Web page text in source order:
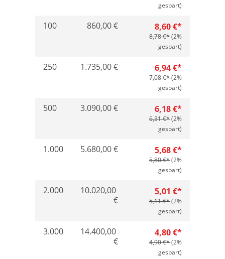
gespart)
100 860,00 € 8,60 €*
8,78 €*(2%
gespart)
250 1.735,00 € 6,94 €*
7,08 €*(2%
gespart)
500 3.090,00 € 6,18 €*
6,31 €*(2%
gespart)
1.000 5.680,00 € 5,68 €*
5,80 €*(2%
gespart)
2.000
10.020,00
€
5,01 €*
5,11 €*(2%
gespart)
3.000
14.400,00
€
4,80 €*
4,90 €*(2%
gespart)